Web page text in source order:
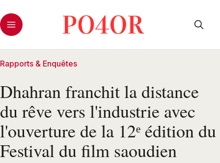
Rapports & Enquêtes
Dhahran franchit la distance
du rêve vers l'industrie avec
l'ouverture de la 12ᵉ édition du
Festival du film saoudien